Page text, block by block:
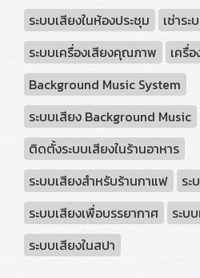
ระบบเสียงในห้องประชุม
เช่าระ
ระบบเครื่องเสียงคุณภาพ
เครื่
Background Music System
ระบบเสียง Background Music
ติดตั้งระบบเสียงในร้านอาหาร
ระบบเสียงสำหรับร้านกาแฟ
ระ
ระบบเสียงเพื่อบรรยากาศ
ระบ
ระบบเสียงในสปา